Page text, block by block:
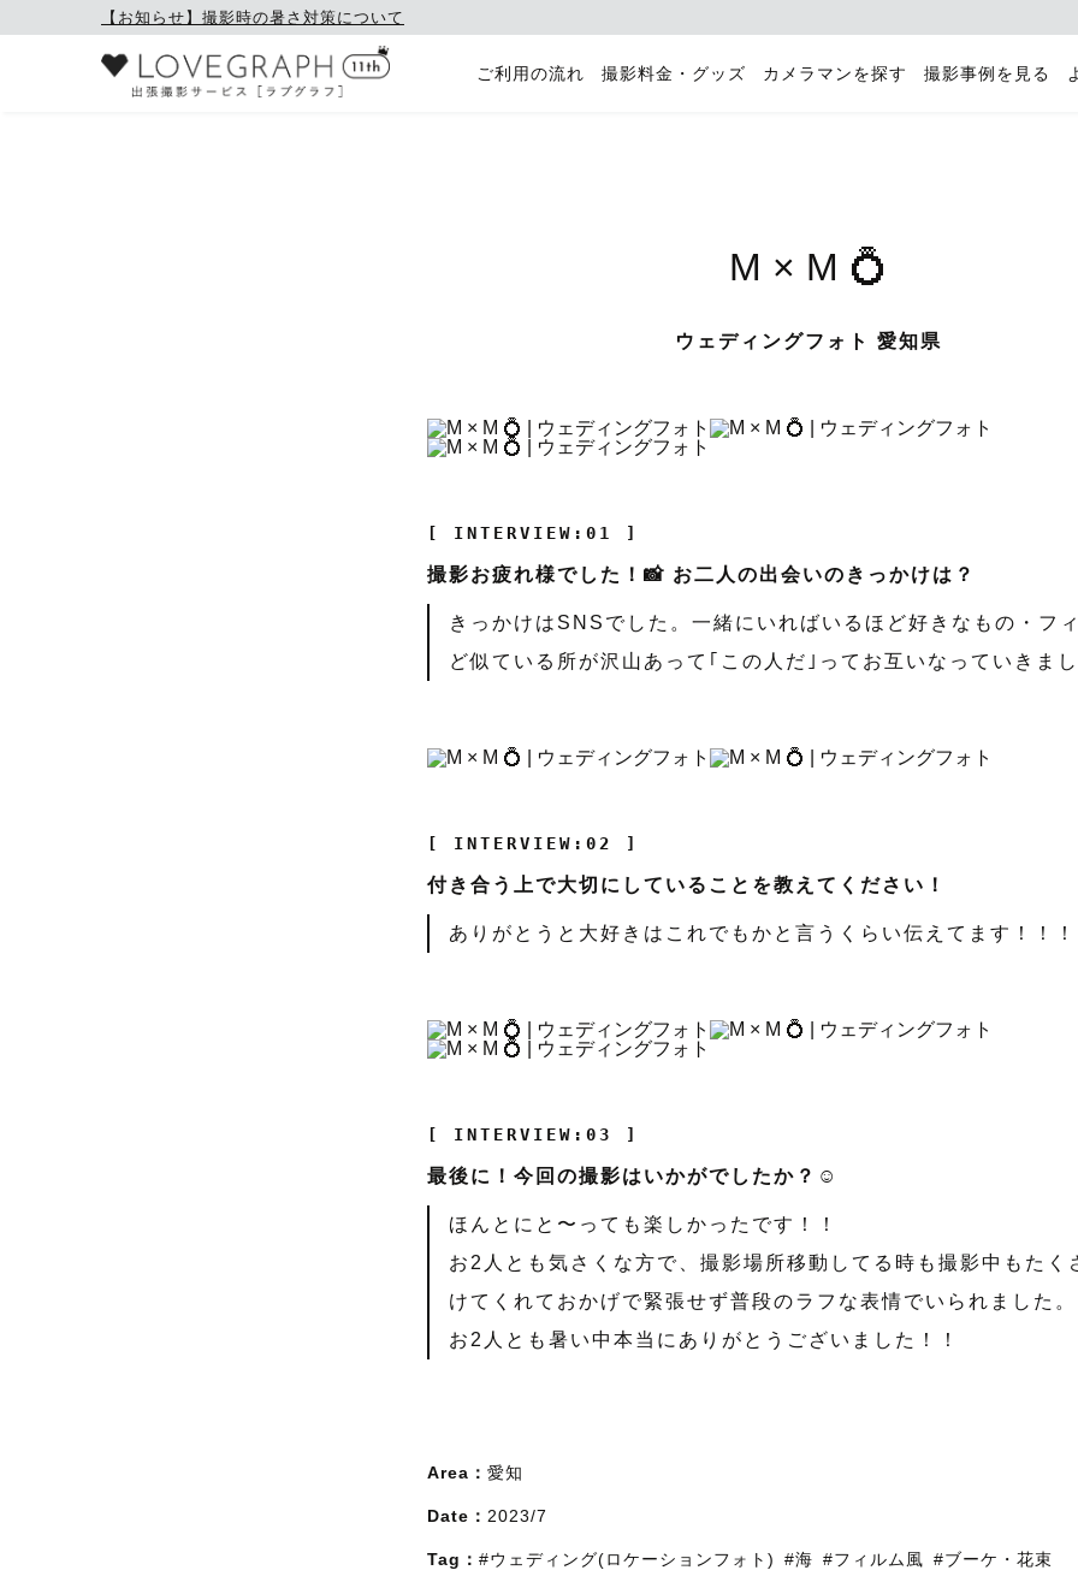
【お知らせ】撮影時の暑さ対策について
ご利用の流れ 撮影料金・グッズ カメラマンを探す 撮影事例を見る
M × M 💍
ウェディングフォト 愛知県
[ INTERVIEW:01 ]
撮影お疲れ様でした！📸 お二人の出会いのきっかけは？
きっかけはSNSでした。一緒にいればいるほど好きなもの・フ
ど似ている所が沢山あって｢この人だ｣ってお互いなっていきまし
[ INTERVIEW:02 ]
付き合う上で大切にしていることを教えてください！
ありがとうと大好きはこれでもかと言うくらい伝えてます！！！
[ INTERVIEW:03 ]
最後に！今回の撮影はいかがでしたか？☺️
ほんとにと〜っても楽しかったです！！
お2人とも気さくな方で、撮影場所移動してる時も撮影中もたく
けてくれておかげで緊張せず普段のラフな表情でいられました。
お2人とも暑い中本当にありがとうございました！！
Area： 愛知
Date： 2023/7
Tag： #ウェディング(ロケーションフォト) #海 #フィルム風 #ブーケ・花束